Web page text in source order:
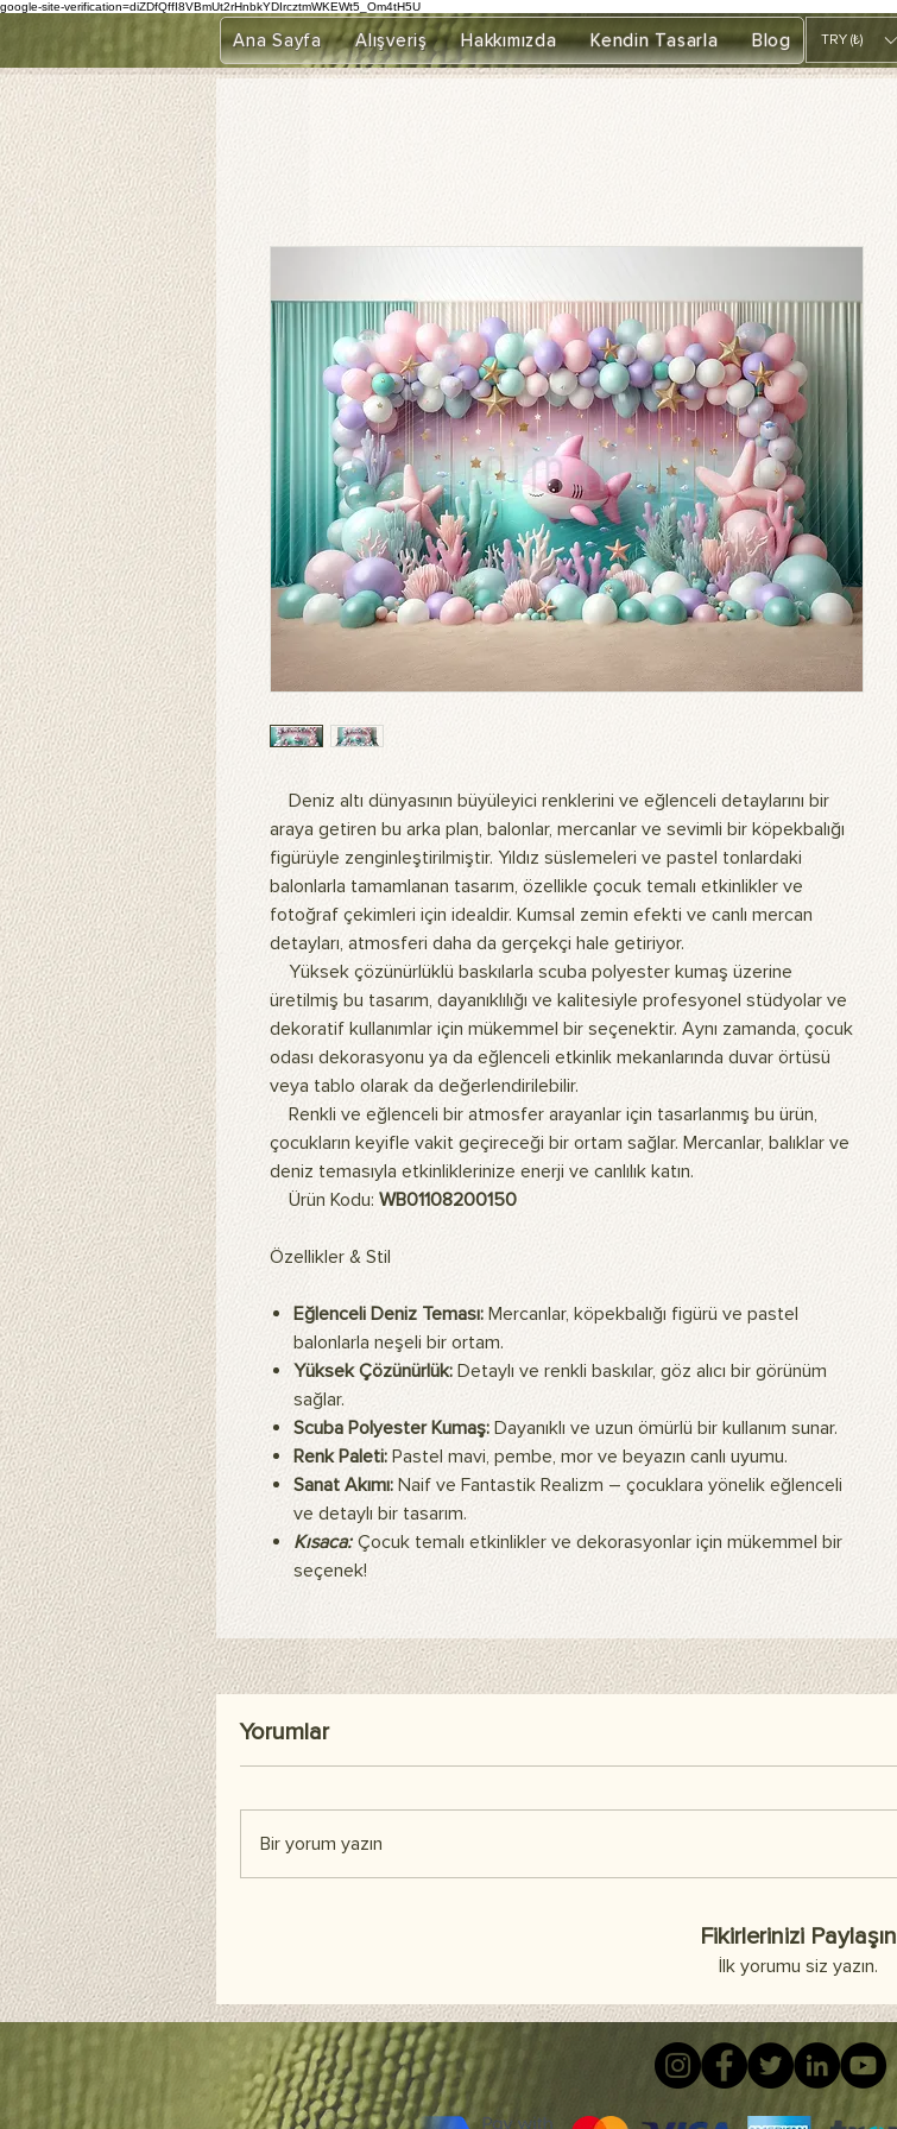
google-site-verification=diZDfQffI8VBmUt2rHnbkYDIrcztmWKEWt5_Om4tH5U
Ana Sayfa Alışveriş Hakkımızda Kendin Tasarla Blog TRY (₺)
Deniz altı dünyasının büyüleyici renklerini ve eğlenceli detaylarını bir
araya getiren bu arka plan, balonlar, mercanlar ve sevimli bir köpekbalığı
figürüyle zenginleştirilmiştir. Yıldız süslemeleri ve pastel tonlardaki
balonlarla tamamlanan tasarım, özellikle çocuk temalı etkinlikler ve
fotoğraf çekimleri için idealdir. Kumsal zemin efekti ve canlı mercan
detayları, atmosferi daha da gerçekçi hale getiriyor.
Yüksek çözünürlüklü baskılarla scuba polyester kumaş üzerine
üretilmiş bu tasarım, dayanıklılığı ve kalitesiyle profesyonel stüdyolar ve
dekoratif kullanımlar için mükemmel bir seçenektir. Aynı zamanda, çocuk
odası dekorasyonu ya da eğlenceli etkinlik mekanlarında duvar örtüsü
veya tablo olarak da değerlendirilebilir.
Renkli ve eğlenceli bir atmosfer arayanlar için tasarlanmış bu ürün,
çocukların keyifle vakit geçireceği bir ortam sağlar. Mercanlar, balıklar ve
deniz temasıyla etkinliklerinize enerji ve canlılık katın.
Ürün Kodu: WB01108200150
Özellikler & Stil
Eğlenceli Deniz Teması: Mercanlar, köpekbalığı figürü ve pastel
balonlarla neşeli bir ortam.
Yüksek Çözünürlük: Detaylı ve renkli baskılar, göz alıcı bir görünüm
sağlar.
Scuba Polyester Kumaş: Dayanıklı ve uzun ömürlü bir kullanım sunar.
Renk Paleti: Pastel mavi, pembe, mor ve beyazın canlı uyumu.
Sanat Akımı: Naif ve Fantastik Realizm – çocuklara yönelik eğlenceli
ve detaylı bir tasarım.
Kısaca: Çocuk temalı etkinlikler ve dekorasyonlar için mükemmel bir
seçenek!
Yorumlar
Bir yorum yazın
Fikirlerinizi Paylaşın
İlk yorumu siz yazın.